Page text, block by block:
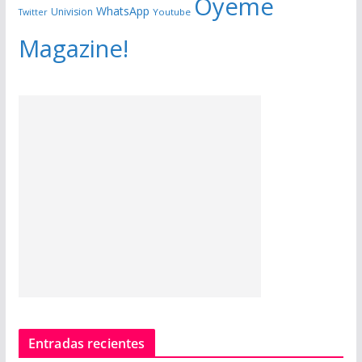
Twitter Univision WhatsApp Youtube
Magazine!
Entradas recientes